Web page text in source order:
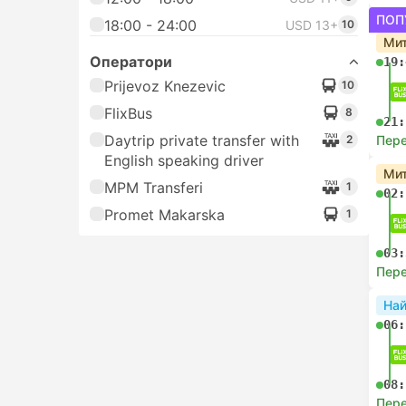
18:00 - 24:00 USD 13+ 10
Оператори
Prijevoz Knezevic
10
FlixBus 8
Daytrip private transfer with
English speaking driver
2
MPM Transferi 1
Promet Makarska 1